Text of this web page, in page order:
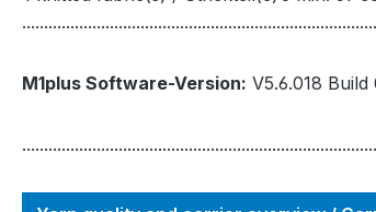
M1plus Software-Version: V5.6.018 Build